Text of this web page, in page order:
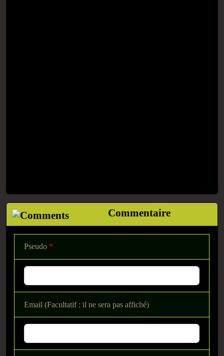
Commentaire
Pseudo *
Email (Facultatif : il ne sera pas affiché)